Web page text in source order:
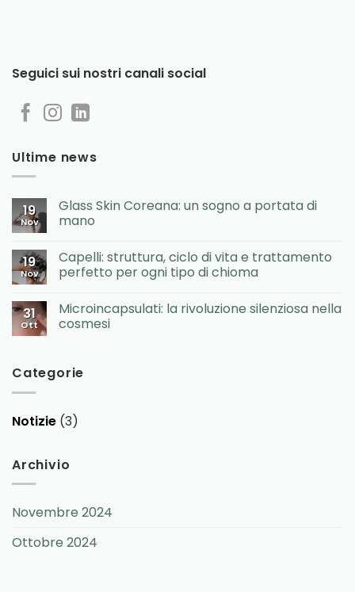
Seguici sui nostri canali social
Ultime news
19
Nov
Glass Skin Coreana: un sogno a portata di
mano
19
Nov
Capelli: struttura, ciclo di vita e trattamento
perfetto per ogni tipo di chioma
31
Ott
Microincapsulati: la rivoluzione silenziosa nella
cosmesi
Categorie
Notizie (3)
Archivio
Novembre 2024
Ottobre 2024